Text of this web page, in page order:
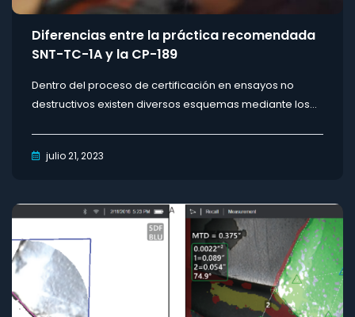
Diferencias entre la práctica recomendada
SNT-TC-1A y la CP-189
Dentro del proceso de certificación en ensayos no
destructivos existen diversos esquemas mediante los...
julio 21, 2023